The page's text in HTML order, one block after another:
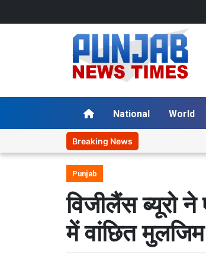
National World
Breaking News
Punjab
विजीलैंस ब्यूरो
में वांछित